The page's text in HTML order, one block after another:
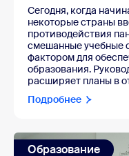
Сегодня, когда
некоторые страны
противодействия
смешанные учебные
фактором для
образования.
расширяет планы в
Подробнее
Образование